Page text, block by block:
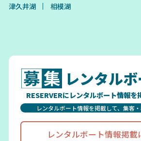
津久井湖 相模湖
レンタル
RESERVERにレンタルボート情報を
レンタルボート情報を掲載して、集客
レンタルボート情報掲載